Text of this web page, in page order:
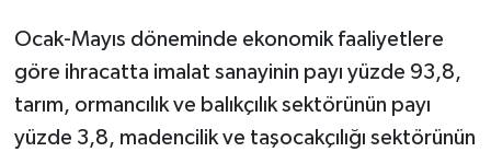
Ocak-Mayıs döneminde ekonomik faaliyetlere
göre ihracatta imalat sanayinin payı yüzde 93,8,
tarım, ormancılık ve balıkçılık sektörünün payı
yüzde 3,8, madencilik ve taşocakçılığı sektörünün